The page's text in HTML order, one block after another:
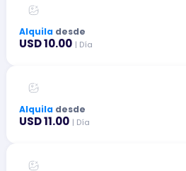
Alquila desde
USD 10.00 | Día
Alquila desde
USD 11.00 | Día